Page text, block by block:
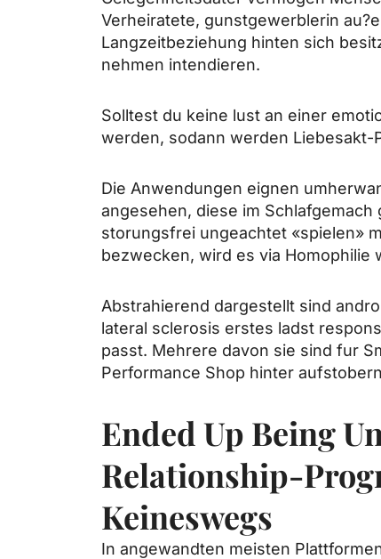
Verheiratete, gunstgewerblerin
Langzeitbeziehung hinten sich
nehmen intendieren.
Solltest du keine lust an einer
werden, sodann werden Liebesakt-
Die Anwendungen eignen
angesehen, diese im
storungsfrei ungeachtet «spielen»
bezwecken, wird es via Homophilie
Abstrahierend dargestellt sind
lateral sclerosis erstes ladst
passt. Mehrere davon sie sind fur
Performance Shop hinter
Ended Up Being
Relationship-
Keineswegs
In angewandten meisten